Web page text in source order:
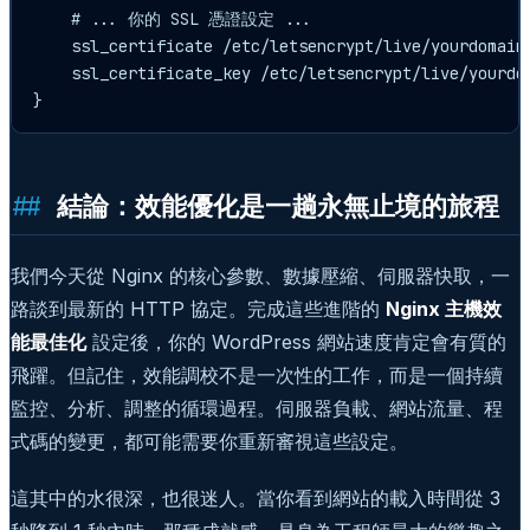
    # ... 你的 SSL 憑證設定 ...
ssl_certificate /etc/letsencrypt/live/
ssl_certificate_key /etc/letsencrypt/live/
結論：效能優化是一趟永無止境的旅程
我們今天從 Nginx 的核心參數、數據壓縮、伺服器快取，一
路談到最新的 HTTP 協定。完成這些進階的 Nginx 主機效
能最佳化設定後，你的 WordPress 網站速度肯定會有質的
飛躍。但記住，效能調校不是一次性的工作，而是一個持續
監控、分析、調整的循環過程。伺服器負載、網站流量、程
式碼的變更，都可能需要你重新審視這些設定。
這其中的水很深，也很迷人。當你看到網站的載入時間從 3